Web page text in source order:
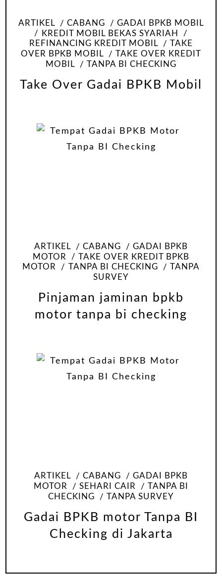
ARTIKEL CABANG
GADAI BPKB MOBIL
KREDIT MOBIL BEKAS SYARIAH
REFINANCING KREDIT MOBIL
TAKE
OVER BPKB MOBIL
TAKE OVER KREDIT
MOBIL
TANPA BI CHECKING
Take Over Gadai BPKB Mobil
ARTIKEL CABANG
GADAI BPKB
MOTOR
TAKE OVER KREDIT BPKB
MOTOR
TANPA BI CHECKING
TANPA
SURVEY
Pinjaman jaminan bpkb
motor tanpa bi checking
ARTIKEL CABANG
GADAI BPKB
MOTOR
SEHARI CAIR
TANPA BI
CHECKING
TANPA SURVEY
Gadai BPKB motor Tanpa BI
Checking di Jakarta